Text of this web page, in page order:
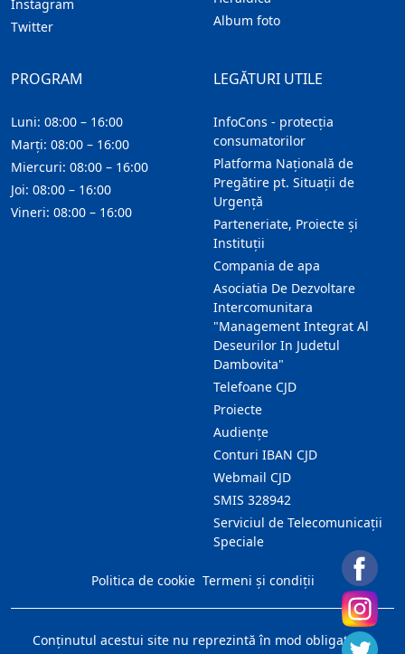
Instagram
Twitter
Album foto
LEGĂTURI UTILE
InfoCons - protecția
consumatorilor
Platforma Națională de
Pregătire pt. Situații de
Urgență
Parteneriate, Proiecte și
Instituții
Compania de apa
Asociatia De Dezvoltare
Intercomunitara
"Management Integrat Al
Deseurilor In Judetul
Dambovita"
Telefoane CJD
Proiecte
Audienţe
Conturi IBAN CJD
Webmail CJD
SMIS 328942
Serviciul de Telecomunicații
Speciale
PROGRAM
Luni: 08:00 – 16:00
Marți: 08:00 – 16:00
Miercuri: 08:00 – 16:00
Joi: 08:00 – 16:00
Vineri: 08:00 – 16:00
Politica de cookie Termeni și condiții
Conţinutul acestui site nu reprezintă în mod obligatoriu